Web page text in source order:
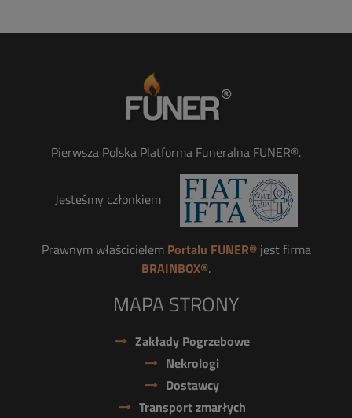
Pierwsza Polska Platforma Funeralna FUNER®.
Jesteśmy członkiem
Prawnym właścicielem Portalu FUNER®jest firma
BRAINBOX®.
MAPA STRONY
Zakłady Pogrzebowe
Nekrologi
Dostawcy
Transport zmarłych